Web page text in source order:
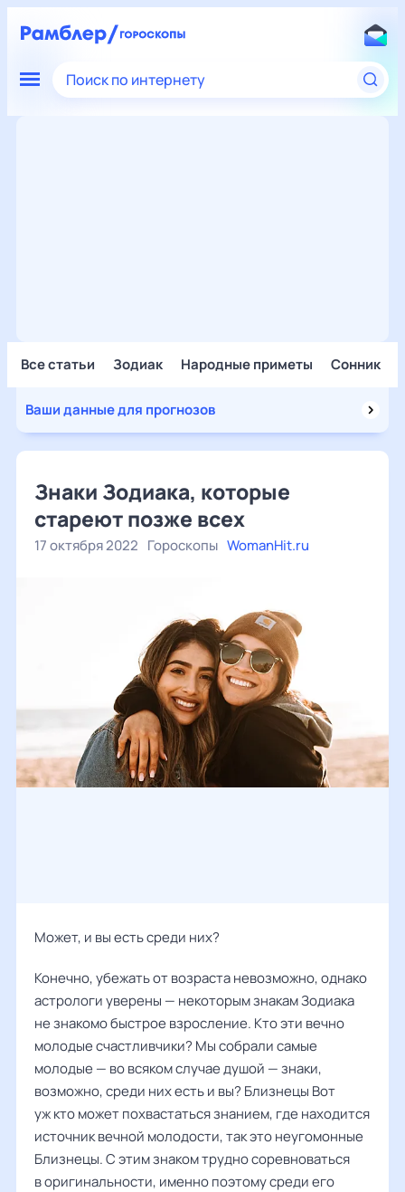
Поиск по интернету
Все статьи Зодиак Народные приметы Сонник
Ваши данные для прогнозов
Знаки Зодиака, которые
стареют позже всех
17 октября 2022 Гороскопы WomanHit.ru
Может, и вы есть среди них?
Конечно, убежать от возраста невозможно, однако
астрологи уверены — некоторым знакам Зодиака
не знакомо быстрое взросление. Кто эти вечно
молодые счастливчики? Мы собрали самые
молодые — во всяком случае душой — знаки,
возможно, среди них есть и вы? Близнецы Вот
уж кто может похвастаться знанием, где находится
источник вечной молодости, так это неугомонные
Близнецы. С этим знаком трудно соревноваться
в оригинальности, именно поэтому среди его